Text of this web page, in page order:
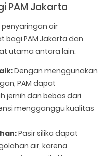
PAM Jakarta
air
PAM Jakarta dan
utama antara lain:
Dengan menggunakan
PAM dapat
jernih dan bebas dari
mengganggu kualitas
Pasir silika dapat
air, karena